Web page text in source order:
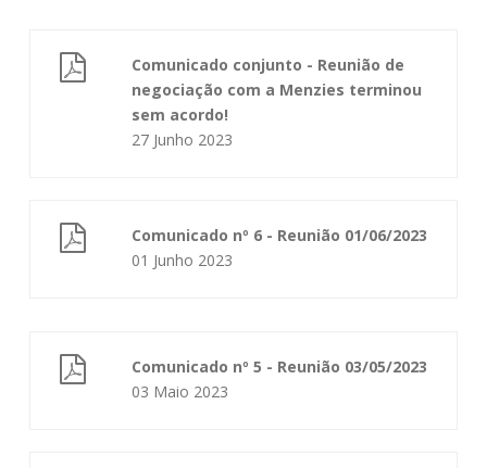
Comunicado conjunto - Reunião de
negociação com a Menzies terminou
sem acordo!
27 Junho 2023
Comunicado nº 6 - Reunião 01/06/2023
01 Junho 2023
Comunicado nº 5 - Reunião 03/05/2023
03 Maio 2023